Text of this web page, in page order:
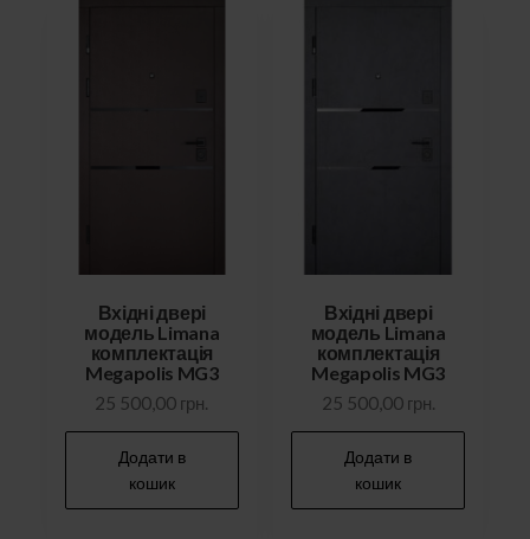
Вхідні двері
модель Limana
комплектація
Megapolis MG3
25 500,00 грн.
Додати в
кошик
Вхідні двері
модель Limana
комплектація
Megapolis MG3
25 500,00 грн.
Додати в
кошик